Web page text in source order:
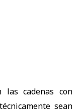
las cadenas con
sean